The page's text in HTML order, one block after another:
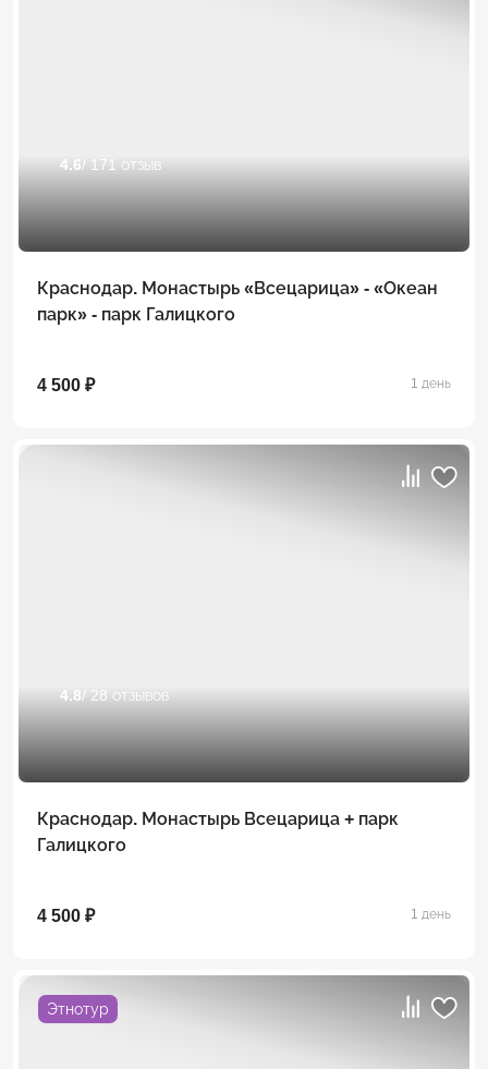
4.6/ 171 отзыв
Краснодар. Монастырь «Всецарица» - «Океан
парк» - парк Галицкого
4 500 ₽ 1 день
4.8/ 28 отзывов
Краснодар. Монастырь Всецарица + парк
Галицкого
4 500 ₽ 1 день
Этнотур